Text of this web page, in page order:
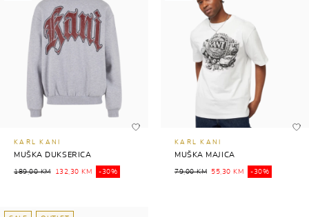
KARL KANI
MUŠKA DUKSERICA
189,00 KM 132,30 KM -30%
KARL KANI
MUŠKA MAJICA
79,00 KM 55,30 KM -30%